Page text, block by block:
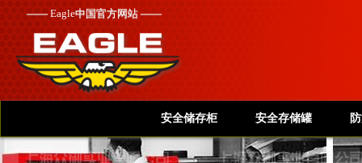
——Eagle中国官方网站 ——
安全储存柜 安全存储罐